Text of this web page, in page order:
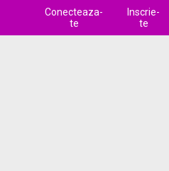
Conecteaza-
te
Inscrie-
te